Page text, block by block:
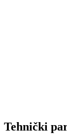
Tehnički